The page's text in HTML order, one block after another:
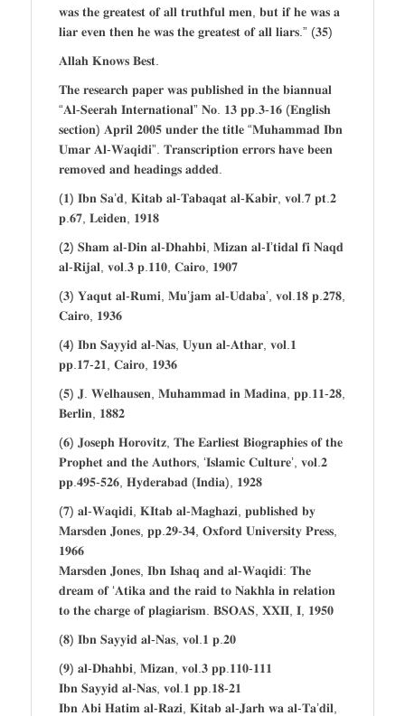
𝐰𝐚𝐬 𝐭𝐡𝐞 𝐠𝐫𝐞𝐚𝐭𝐞𝐬𝐭 𝐨𝐟 𝐚𝐥𝐥 𝐭𝐫𝐮𝐭𝐡𝐟𝐮𝐥 𝐦𝐞𝐧, 𝐛𝐮𝐭 𝐢𝐟 𝐡𝐞 𝐰𝐚𝐬 𝐚
𝐥𝐢𝐚𝐫 𝐞𝐯𝐞𝐧 𝐭𝐡𝐞𝐧 𝐡𝐞 𝐰𝐚𝐬 𝐭𝐡𝐞 𝐠𝐫𝐞𝐚𝐭𝐞𝐬𝐭 𝐨𝐟 𝐚𝐥𝐥 𝐥𝐢𝐚𝐫𝐬.” (𝟑𝟓)
𝐀𝐥𝐥𝐚𝐡 𝐊𝐧𝐨𝐰𝐬 𝐁𝐞𝐬𝐭.
𝐓𝐡𝐞 𝐫𝐞𝐬𝐞𝐚𝐫𝐜𝐡 𝐩𝐚𝐩𝐞𝐫 𝐰𝐚𝐬 𝐩𝐮𝐛𝐥𝐢𝐬𝐡𝐞𝐝 𝐢𝐧 𝐭𝐡𝐞 𝐛𝐢𝐚𝐧𝐧𝐮𝐚𝐥
“𝐀𝐥-𝐒𝐞𝐞𝐫𝐚𝐡 𝐈𝐧𝐭𝐞𝐫𝐧𝐚𝐭𝐢𝐨𝐧𝐚𝐥” 𝐍𝐨. 𝟏𝟑 𝐩𝐩.𝟑-𝟏𝟔 (𝐄𝐧𝐠𝐥𝐢𝐬𝐡
𝐬𝐞𝐜𝐭𝐢𝐨𝐧) 𝐀𝐩𝐫𝐢𝐥 𝟐𝟎𝟎𝟓 𝐮𝐧𝐝𝐞𝐫 𝐭𝐡𝐞 𝐭𝐢𝐭𝐥𝐞 “𝐌𝐮𝐡𝐚𝐦𝐦𝐚𝐝 𝐈𝐛𝐧
𝐔𝐦𝐚𝐫 𝐀𝐥-𝐖𝐚𝐪𝐢𝐝𝐢”. 𝐓𝐫𝐚𝐧𝐬𝐜𝐫𝐢𝐩𝐭𝐢𝐨𝐧 𝐞𝐫𝐫𝐨𝐫𝐬 𝐡𝐚𝐯𝐞 𝐛𝐞𝐞𝐧
𝐫𝐞𝐦𝐨𝐯𝐞𝐝 𝐚𝐧𝐝 𝐡𝐞𝐚𝐝𝐢𝐧𝐠𝐬 𝐚𝐝𝐝𝐞𝐝.
(𝟏) 𝐈𝐛𝐧 𝐒𝐚’𝐝, 𝐊𝐢𝐭𝐚𝐛 𝐚𝐥-𝐓𝐚𝐛𝐚𝐪𝐚𝐭 𝐚𝐥-𝐊𝐚𝐛𝐢𝐫, 𝐯𝐨𝐥.𝟕 𝐩𝐭.𝟐
𝐩.𝟔𝟕, 𝐋𝐞𝐢𝐝𝐞𝐧, 𝟏𝟗𝟏𝟖
(𝟐) 𝐒𝐡𝐚𝐦 𝐚𝐥-𝐃𝐢𝐧 𝐚𝐥-𝐃𝐡𝐚𝐡𝐛𝐢, 𝐌𝐢𝐳𝐚𝐧 𝐚𝐥-𝐈’𝐭𝐢𝐝𝐚𝐥 𝐟𝐢 𝐍𝐚𝐪𝐝
𝐚𝐥-𝐑𝐢𝐣𝐚𝐥, 𝐯𝐨𝐥.𝟑 𝐩.𝟏𝟏𝟎, 𝐂𝐚𝐢𝐫𝐨, 𝟏𝟗𝟎𝟕
(𝟑) 𝐘𝐚𝐪𝐮𝐭 𝐚𝐥-𝐑𝐮𝐦𝐢, 𝐌𝐮’𝐣𝐚𝐦 𝐚𝐥-𝐔𝐝𝐚𝐛𝐚’, 𝐯𝐨𝐥.𝟏𝟖 𝐩.𝟐𝟕𝟖,
𝐂𝐚𝐢𝐫𝐨, 𝟏𝟗𝟑𝟔
(𝟒) 𝐈𝐛𝐧 𝐒𝐚𝐲𝐲𝐢𝐝 𝐚𝐥-𝐍𝐚𝐬, 𝐔𝐲𝐮𝐧 𝐚𝐥-𝐀𝐭𝐡𝐚𝐫, 𝐯𝐨𝐥.𝟏
𝐩𝐩.𝟏𝟕-𝟐𝟏, 𝐂𝐚𝐢𝐫𝐨, 𝟏𝟗𝟑𝟔
(𝟓) 𝐉. 𝐖𝐞𝐥𝐡𝐚𝐮𝐬𝐞𝐧, 𝐌𝐮𝐡𝐚𝐦𝐦𝐚𝐝 𝐢𝐧 𝐌𝐚𝐝𝐢𝐧𝐚, 𝐩𝐩.𝟏𝟏-𝟐𝟖,
𝐁𝐞𝐫𝐥𝐢𝐧, 𝟏𝟖𝟖𝟐
(𝟔) 𝐉𝐨𝐬𝐞𝐩𝐡 𝐇𝐨𝐫𝐨𝐯𝐢𝐭𝐳, 𝐓𝐡𝐞 𝐄𝐚𝐫𝐥𝐢𝐞𝐬𝐭 𝐁𝐢𝐨𝐠𝐫𝐚𝐩𝐡𝐢𝐞𝐬 𝐨𝐟 𝐭𝐡𝐞
𝐏𝐫𝐨𝐩𝐡𝐞𝐭 𝐚𝐧𝐝 𝐭𝐡𝐞 𝐀𝐮𝐭𝐡𝐨𝐫𝐬, ‘𝐈𝐬𝐥𝐚𝐦𝐢𝐜 𝐂𝐮𝐥𝐭𝐮𝐫𝐞’, 𝐯𝐨𝐥.𝟐
𝐩𝐩.𝟒𝟗𝟓-𝟓𝟐𝟔, 𝐇𝐲𝐝𝐞𝐫𝐚𝐛𝐚𝐝 (𝐈𝐧𝐝𝐢𝐚), 𝟏𝟗𝟐𝟖
(𝟕) 𝐚𝐥-𝐖𝐚𝐪𝐢𝐝𝐢, 𝐊𝐈𝐭𝐚𝐛 𝐚𝐥-𝐌𝐚𝐠𝐡𝐚𝐳𝐢, 𝐩𝐮𝐛𝐥𝐢𝐬𝐡𝐞𝐝 𝐛𝐲
𝐌𝐚𝐫𝐬𝐝𝐞𝐧 𝐉𝐨𝐧𝐞𝐬, 𝐩𝐩.𝟐𝟗-𝟑𝟒, 𝐎𝐱𝐟𝐨𝐫𝐝 𝐔𝐧𝐢𝐯𝐞𝐫𝐬𝐢𝐭𝐲 𝐏𝐫𝐞𝐬𝐬,
𝟏𝟗𝟔𝟔
𝐌𝐚𝐫𝐬𝐝𝐞𝐧 𝐉𝐨𝐧𝐞𝐬, 𝐈𝐛𝐧 𝐈𝐬𝐡𝐚𝐪 𝐚𝐧𝐝 𝐚𝐥-𝐖𝐚𝐪𝐢𝐝𝐢: 𝐓𝐡𝐞
𝐝𝐫𝐞𝐚𝐦 𝐨𝐟 ‘𝐀𝐭𝐢𝐤𝐚 𝐚𝐧𝐝 𝐭𝐡𝐞 𝐫𝐚𝐢𝐝 𝐭𝐨 𝐍𝐚𝐤𝐡𝐥𝐚 𝐢𝐧 𝐫𝐞𝐥𝐚𝐭𝐢𝐨𝐧
𝐭𝐨 𝐭𝐡𝐞 𝐜𝐡𝐚𝐫𝐠𝐞 𝐨𝐟 𝐩𝐥𝐚𝐠𝐢𝐚𝐫𝐢𝐬𝐦. 𝐁𝐒𝐎𝐀𝐒, 𝐗𝐗𝐈𝐈, 𝐈, 𝟏𝟗𝟓𝟎
(𝟖) 𝐈𝐛𝐧 𝐒𝐚𝐲𝐲𝐢𝐝 𝐚𝐥-𝐍𝐚𝐬, 𝐯𝐨𝐥.𝟏 𝐩.𝟐𝟎
(𝟗) 𝐚𝐥-𝐃𝐡𝐚𝐡𝐛𝐢, 𝐌𝐢𝐳𝐚𝐧, 𝐯𝐨𝐥.𝟑 𝐩𝐩.𝟏𝟏𝟎-𝟏𝟏𝟏
𝐈𝐛𝐧 𝐒𝐚𝐲𝐲𝐢𝐝 𝐚𝐥-𝐍𝐚𝐬, 𝐯𝐨𝐥.𝟏 𝐩𝐩.𝟏𝟖-𝟐𝟏
𝐈𝐛𝐧 𝐀𝐛𝐢 𝐇𝐚𝐭𝐢𝐦 𝐚𝐥-𝐑𝐚𝐳𝐢, 𝐊𝐢𝐭𝐚𝐛 𝐚𝐥-𝐉𝐚𝐫𝐡 𝐰𝐚 𝐚𝐥-𝐓𝐚’𝐝𝐢𝐥,